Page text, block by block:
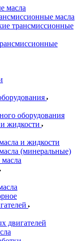
масла
масла
трансмиссионные
оборудования
жидкости
и жидкости
(минеральные)
двигателей